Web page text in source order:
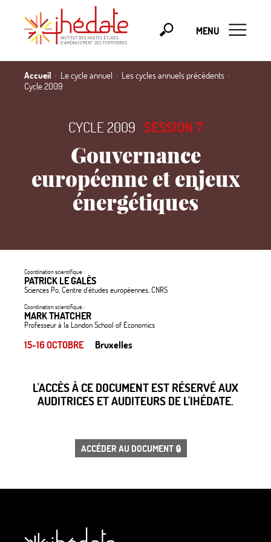
MENU
Accueil Le cycle annuel
Les cycles annuels précédents
Cycle 2009
CYCLE 2009 · SESSION 7
Gouvernance
européenne et enjeux
énergétiques
Coordination scientifique :
PATRICK LE GALÈS
Sciences Po, Centre d’études européennes, CNRS
Coordination scientifique :
MARK THATCHER
Professeur à la London School of Economics
15-16 OCTOBRE Bruxelles
L'ACCÈS À CE DOCUMENT EST RÉSERVÉ AUX
AUDITRICES ET AUDITEURS DE L'IHÉDATE.
ACCÉDER AU DOCUMENT 🔒